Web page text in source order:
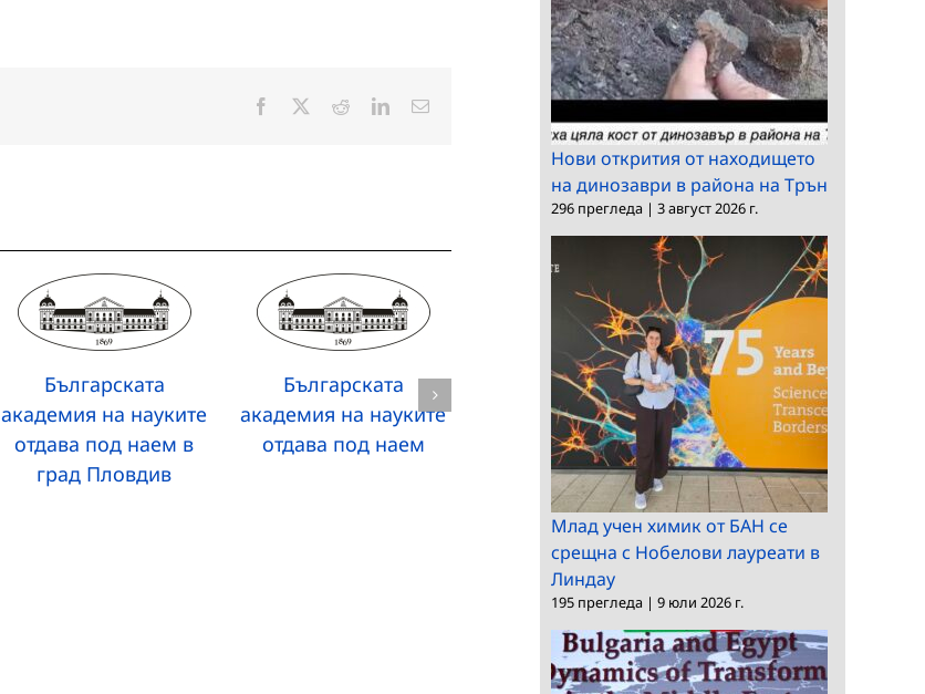
Facebook RedditLinkedInЕлектронна
Българската
академия на науките
отдава под наем в
град Пловдив
Българската
академия на науките
отдава под наем
Българската
академия на науките
отдава под наем
Българската
академия на науките
отдава под наем
недвижим имот
Нови открития от находището
на динозаври в района на Трън
296 прегледа | 3 август 2026 г.
Млад учен химик от БАН се
срещна с Нобелови лауреати в
Линдау
195 прегледа | 9 юли 2026 г.